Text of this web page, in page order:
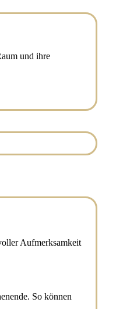
und ihre
Aufmerksamkeit
So können